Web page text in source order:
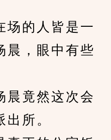
的人皆是一
晨，眼中有些
竟然这次会
所。